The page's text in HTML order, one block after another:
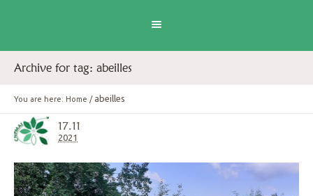
Archive for tag: abeilles
You are here: Home / abeilles
17.11
2021